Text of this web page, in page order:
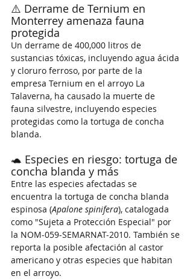
⚠️ Derrame de Ternium en
Monterrey amenaza fauna
protegida
Un derrame de 400,000 litros de
sustancias tóxicas, incluyendo agua ácida
y cloruro ferroso, por parte de la
empresa Ternium en el arroyo La
Talaverna, ha causado la muerte de
fauna silvestre, incluyendo especies
protegidas como la tortuga de concha
blanda.
🐢 Especies en riesgo: tortuga de
concha blanda y más
Entre las especies afectadas se
encuentra la tortuga de concha blanda
espinosa (Apalone spinifera), catalogada
como "Sujeta a Protección Especial" por
la NOM-059-SEMARNAT-2010. También se
reporta la posible afectación al castor
americano y otras especies que habitan
en el arroyo.